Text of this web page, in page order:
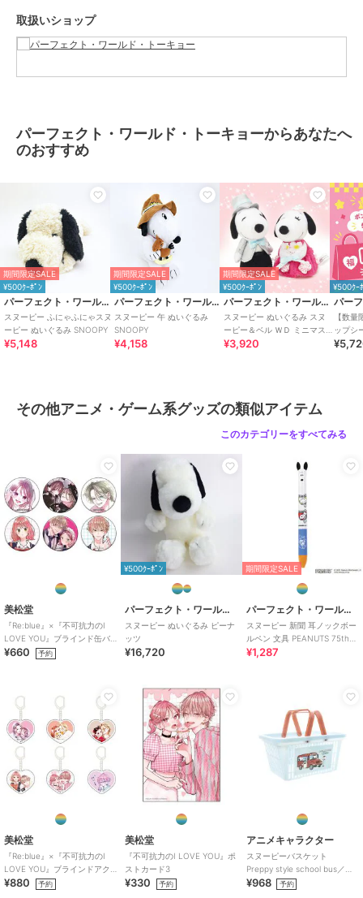
取扱いショップ
パーフェクト・ワールド・トーキョーからあなたへ
のおすすめ
期間限定SALE
¥500ｸｰﾎﾟﾝ
パーフェクト・ワールド・トーキョー
スヌーピー ふにゃふにゃスヌ
ーピー ぬいぐるみ SNOOPY
¥5,148
期間限定SALE
¥500ｸｰﾎﾟﾝ
パーフェクト・ワールド・トーキョー
スヌーピー 午 ぬいぐるみ
SNOOPY
¥4,158
期間限定SALE
¥500ｸｰﾎﾟﾝ
パーフェクト・ワールド・トーキョー
スヌーピー ぬいぐるみ スヌ
ーピー＆ベル ＷＤ ミニマス
コット カラー
¥3,920
¥500ｸｰ
【数
ップシ
プシー
その他アニメ・ゲーム系グッズの類似アイテム
このカテゴリーをすべてみる
美松堂
『Re:blue』×『不可抗力のI
LOVE YOU』ブラインド缶バ
ッジ（全6種）
¥660 予約
¥500ｸｰﾎﾟﾝ
パーフェクト・ワールド・トーキョー
スヌーピー ぬいぐるみ ピーナ
ッツ
¥16,720
期間限定SALE
パーフェクト・ワールド・トーキョー
スヌーピー 新聞 耳ノックボー
ルペン 文具 PEANUTS 75th
SNOOPY
¥1,287
美松堂
『Re:blue』×『不可抗力のI
LOVE YOU』ブラインドアク
リルキーホルダー（全6種）
¥880 予約
美松堂
『不可抗力のI LOVE YOU』ポ
ストカード3
¥330 予約
アニメキャラクター
スヌーピーバスケット
Preppy style school bus／き
ょうだいたち
¥968 予約